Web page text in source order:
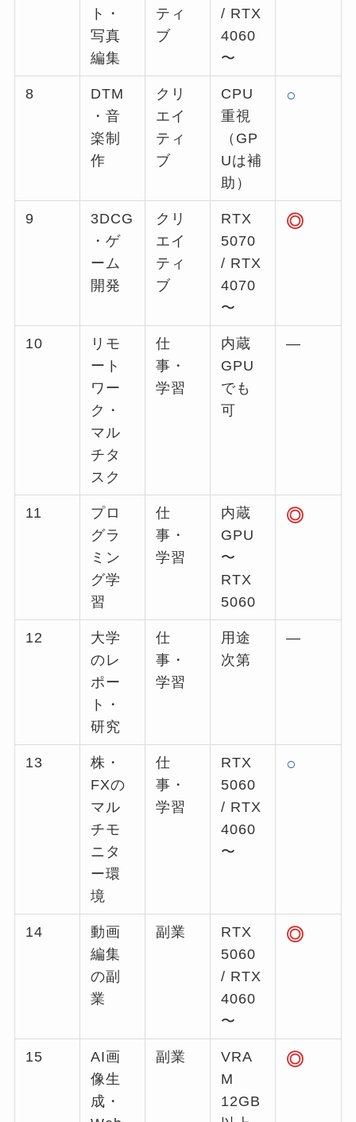
ト・
写真
編集
ティ
ブ
/ RTX
4060
〜
8
DTM
・音
楽制
作
クリ
エイ
ティ
ブ
CPU
重視
（GP
Uは補
助）
○
9
3DCG
・ゲ
ーム
開発
クリ
エイ
ティ
ブ
RTX
5070
/ RTX
4070
〜
◎
10
リモ
ート
ワー
ク・
マル
チタ
スク
仕
事・
学習
内蔵
GPU
でも
可
—
11
プロ
グラ
ミン
グ学
習
仕
事・
学習
内蔵
GPU
〜
RTX
5060
◎
12
大学
のレ
ポー
ト・
研究
仕
事・
学習
用途
次第
—
13
株・
FXの
マル
チモ
ニタ
ー環
境
仕
事・
学習
RTX
5060
/ RTX
4060
〜
○
14
動画
編集
の副
業
副業
RTX
5060
/ RTX
4060
〜
◎
15
AI画
像生
成・
副業
VRA
M
12GB
◎